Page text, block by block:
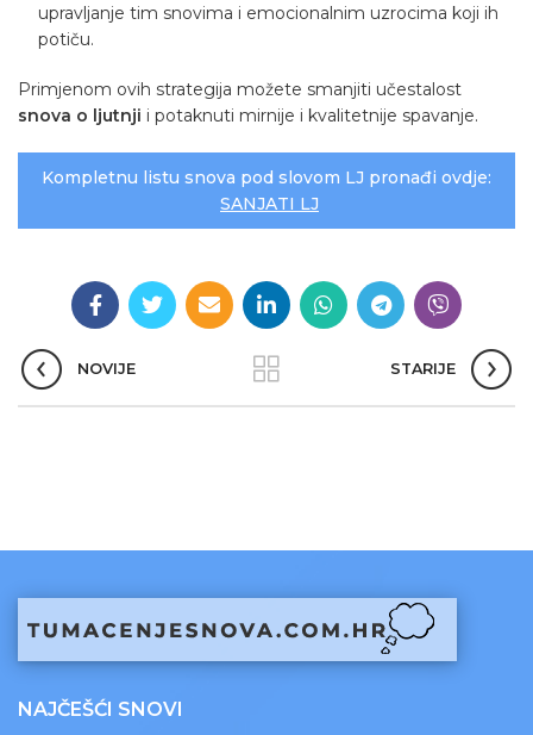
upravljanje tim snovima i emocionalnim uzrocima koji ih
potiču.
Primjenom ovih strategija možete smanjiti učestalost
snova o ljutnji i potaknuti mirnije i kvalitetnije spavanje.
Kompletnu listu snova pod slovom LJ pronađi ovdje:
SANJATI LJ
NOVIJE STARIJE
NAJČEŠĆI SNOVI